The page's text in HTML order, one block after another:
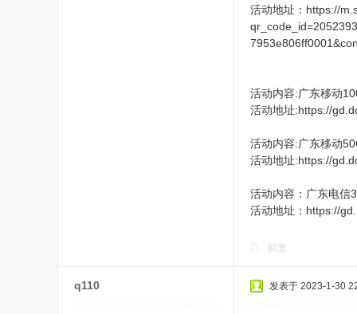
活动地址：https://
活动内容:广东移动
活动地址:https://
活动内容:广东移动
活动地址:https://
活动内容：广东电信
活动地址：https://
回复
q110 发表于 2023-1-30